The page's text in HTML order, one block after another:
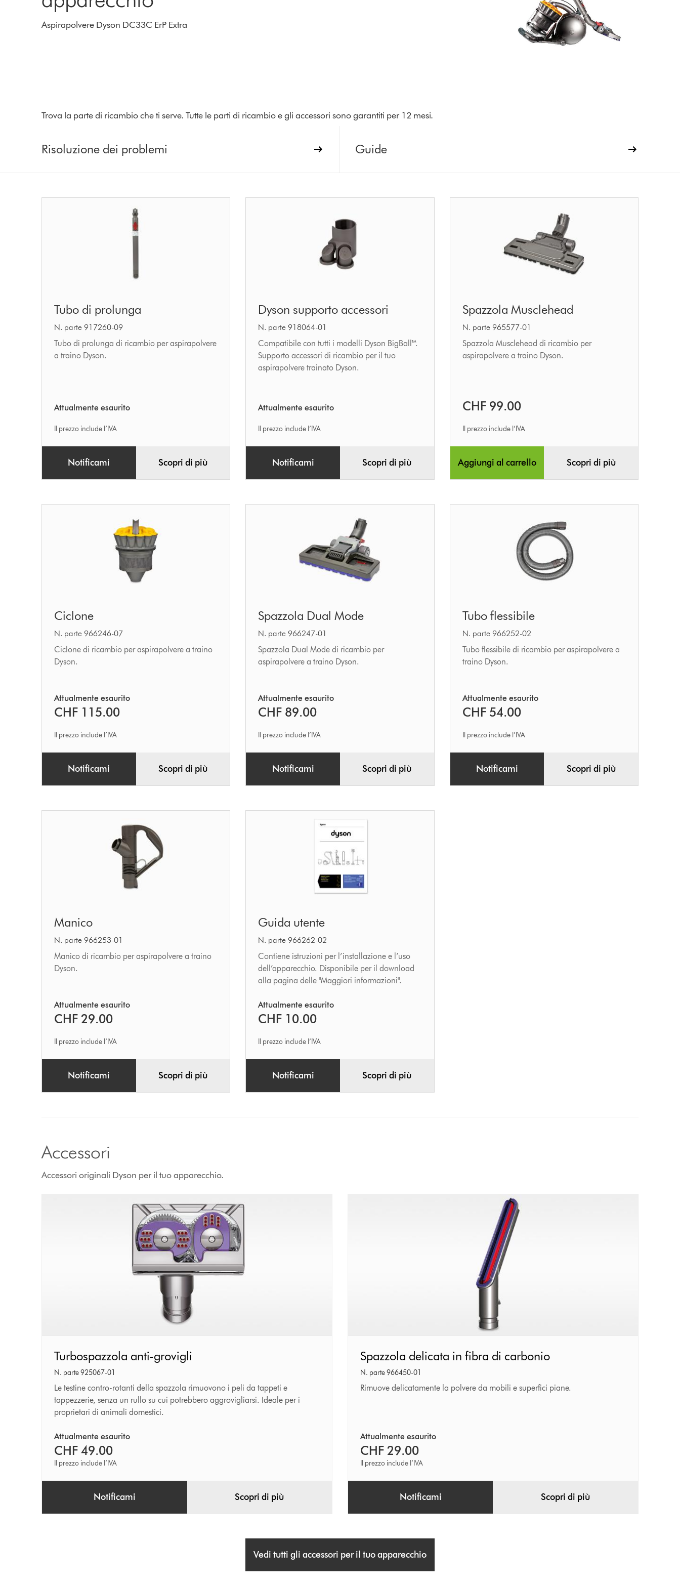
Aspirapolvere Dyson DC33C ErP Extra
Trova la parte di ricambio che ti serve. Tutte le parti di ricambio e gli accessori sono garantiti per 12 mesi.
Risoluzione dei problemi Guide
di
prolunga
Tubo di prolunga
N. parte 917260-09
Tubo di prolunga di ricambio per aspirapolvere
a traino Dyson.
Attualmente esaurito
Il prezzo include l’IVA
Notificami Scopri di più
supporto
accessori
Dyson supporto accessori
N. parte 918064-01
Compatibile con tutti i modelli Dyson BigBall™.
Supporto accessori di ricambio per il tuo
aspirapolvere trainato Dyson.
Attualmente esaurito
Il prezzo include l’IVA
Notificami Scopri di più
Musclehead
Spazzola Musclehead
N. parte 965577-01
Spazzola Musclehead di ricambio per
aspirapolvere a traino Dyson.
CHF 99.00
Il prezzo include l’IVA
Aggiungi al carrello Scopri di più
Ciclone
N. parte 966246-07
Ciclone di ricambio per aspirapolvere a traino
Dyson.
Attualmente esaurito
CHF 115.00
Il prezzo include l’IVA
Notificami Scopri di più
Dual
Mode
Spazzola Dual Mode
N. parte 966247-01
Spazzola Dual Mode di ricambio per
aspirapolvere a traino Dyson.
Attualmente esaurito
CHF 89.00
Il prezzo include l’IVA
Notificami Scopri di più
flessibile
Tubo flessibile
N. parte 966252-02
Tubo flessibile di ricambio per aspirapolvere a
traino Dyson.
Attualmente esaurito
CHF 54.00
Il prezzo include l’IVA
Notificami Scopri di più
Manico
N. parte 966253-01
Manico di ricambio per aspirapolvere a traino
Dyson.
Attualmente esaurito
CHF 29.00
Il prezzo include l’IVA
Notificami Scopri di più
utente
Guida utente
N. parte 966262-02
Contiene istruzioni per l’installazione e l’uso
dell’apparecchio. Disponibile per il download
alla pagina delle "Maggiori informazioni".
Attualmente esaurito
CHF 10.00
Il prezzo include l’IVA
Notificami Scopri di più
Accessori
Accessori originali Dyson per il tuo apparecchio.
Turbospazzola
anti-
grovigli
Turbospazzola anti-grovigli
N. parte 925067-01
Le testine contro-rotanti della spazzola rimuovono i peli da tappeti e
tappezzerie, senza un rullo su cui potrebbero aggrovigliarsi. Ideale per i
proprietari di animali domestici.
Attualmente esaurito
CHF 49.00
Il prezzo include l’IVA
Notificami Scopri di più
Spazzola
delicata
in
carbonio
Spazzola delicata in fibra di carbonio
N. parte 966450-01
Rimuove delicatamente la polvere da mobili e superfici piane.
Attualmente esaurito
CHF 29.00
Il prezzo include l’IVA
Notificami Scopri di più
Vedi tutti gli accessori per il tuo apparecchio